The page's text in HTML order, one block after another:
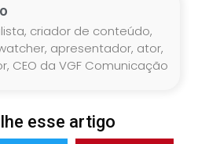
criador de conteúdo,
apresentador, ator,
CEO da VGF Comunicação
esse artigo